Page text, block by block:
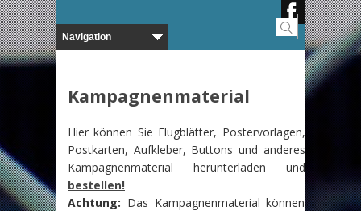
Kampagnenmaterial
Hier können Sie Flugblätter, Postervorlagen,
Postkarten, Aufkleber, Buttons und anderes
Kampagnenmaterial herunterladen und
bestellen!
Achtung: Das Kampagnenmaterial können